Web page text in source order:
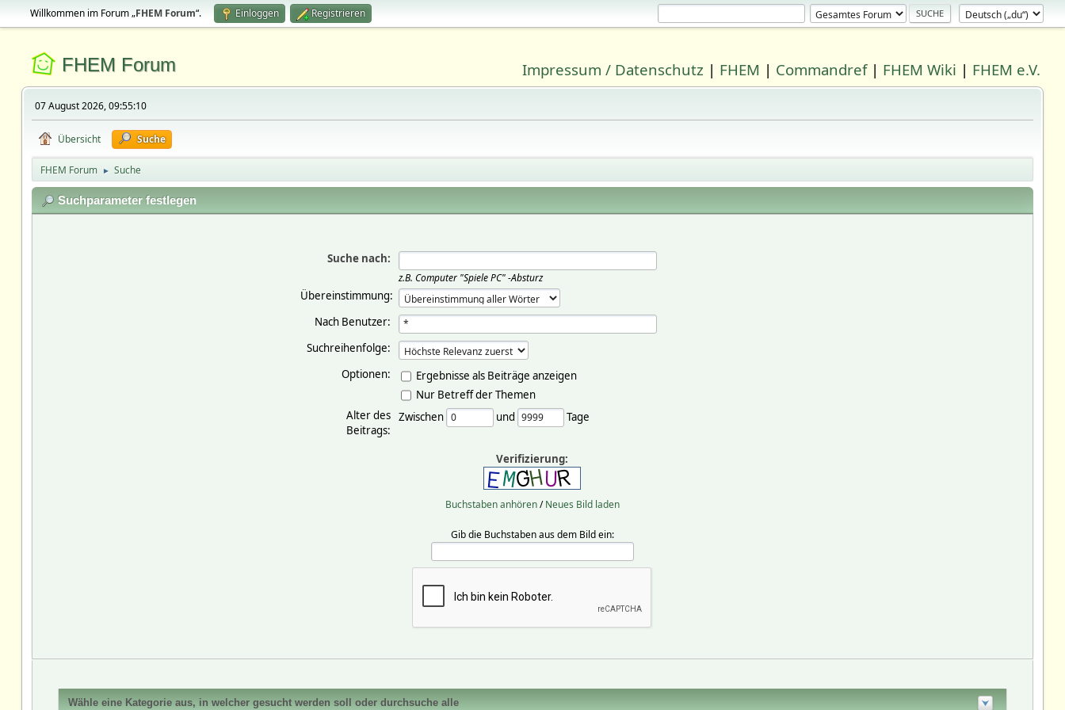
Willkommen im Forum „FHEM Forum“. Einloggen Registrieren
FHEM Forum Impressum / Datenschutz | FHEM | Commandref| FHEM Wiki | FHEM e.V.
07 August 2026, 09:55:10
Übersicht Suche
FHEM Forum ► Suche
Suchparameter festlegen
Suche nach:
z.B. Computer "Spiele PC" -Absturz
Übereinstimmung:
Nach Benutzer:
Suchreihenfolge:
Optionen:
Ergebnisse als Beiträge anzeigen
Nur Betreff der Themen
Alter des
Beitrags:
Zwischen und Tage
Verifizierung:
Buchstaben anhören/Neues Bild laden
Gib die Buchstaben aus dem Bild ein:
Wähle eine Kategorie aus, in welcher gesucht werden soll oder durchsuche alle